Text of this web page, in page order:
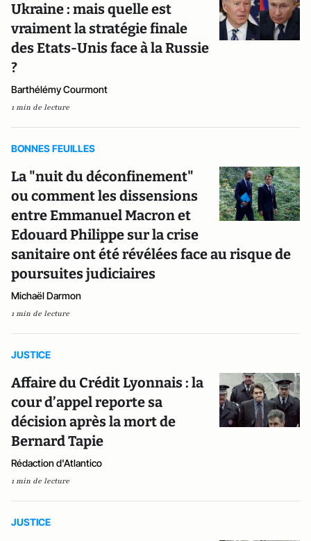
Ukraine : mais quelle est
vraiment la stratégie finale
des Etats-Unis face à la Russie
?
Barthélémy Courmont
1 min de lecture
BONNES FEUILLES
La "nuit du déconfinement"
ou comment les dissensions
entre Emmanuel Macron et
Edouard Philippe sur la crise
sanitaire ont été révélées face au risque de
poursuites judiciaires
Michaël Darmon
1 min de lecture
JUSTICE
Affaire du Crédit Lyonnais : la
cour d’appel reporte sa
décision après la mort de
Bernard Tapie
Rédaction d'Atlantico
1 min de lecture
JUSTICE